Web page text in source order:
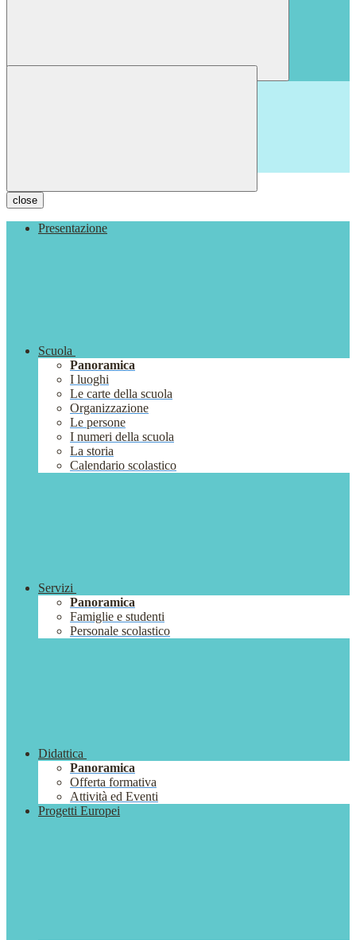
close
Presentazione
Scuola
Panoramica
I luoghi
Le carte della scuola
Organizzazione
Le persone
I numeri della scuola
La storia
Calendario scolastico
Servizi
Panoramica
Famiglie e studenti
Personale scolastico
Didattica
Panoramica
Offerta formativa
Attività ed Eventi
Progetti Europei